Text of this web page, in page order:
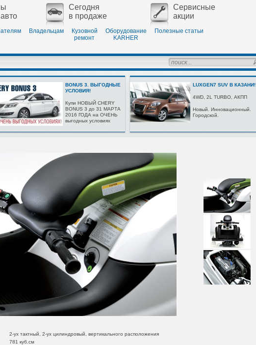
Сегодня
в продаже
Сервисные
акции
Владельцам
Кузовной
ремонт
Оборудование
KARHER
Полезные статьи
BONUS 3. ВЫГОДНЫЕ
УСЛОВИЯ!
Купи НОВЫЙ CHERY
BONUS 3 до 31 МАРТА
2016 ГОДА на ОЧЕНЬ
выгодных условиях
LUXGEN7 SUV В КАЗАНИ!
4WD, 2L TURBО, AКПП
Нoвый. Иннoвaциoнный.
Гoрoдскoй.
2-ух тактный, 2-ух цилиндровый, вертикального расположения
781 куб.см